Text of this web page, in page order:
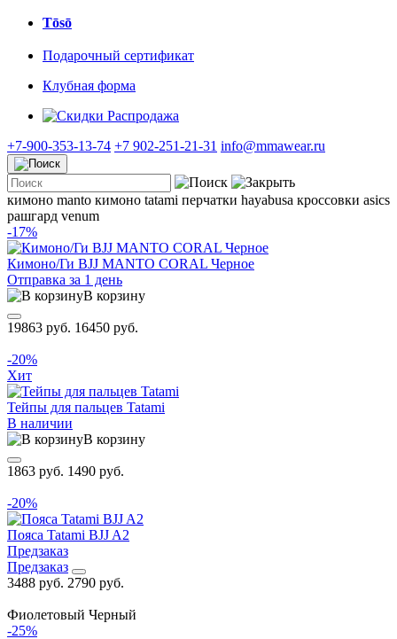
Tōsō
Подарочный сертификат
Клубная форма
Распродажа
+7-900-353-13-74 +7 902-251-21-31 info@mmawear.ru
кимоно manto кимоно tatami перчатки hayabusa кроссовки asics
рашгард venum
-17%
Кимоно/Ги BJJ MANTO CORAL Черное
Отправка за 1 день
В корзину
19863 руб. 16450 руб.
-20%
Хит
Тейпы для пальцев Tatami
В наличии
В корзину
1863 руб. 1490 руб.
-20%
Пояса Tatami BJJ A2
Предзаказ
Предзаказ
3488 руб. 2790 руб.
Фиолетовый Черный
-25%